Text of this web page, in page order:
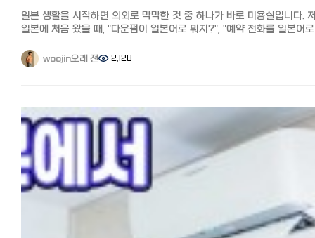
1. 배포 권한이 국가별로 판매되기 때문에 영화사와 방송사는 작품의
배급권을 국가별로 판매하는 것이 일반적입니다. 예를 들어, 일본의 한
있다면, 넷플릭스 일본에서는 제공할 수 없습니다. 반면 한국에서는 그
애니메이션, 일본 드라마, 국내 영화 라인업이 풍부합니다.
3. 타사와의 독점 계약 일본에서는 한국 드라마가 넷플릭스 외의 서비스
(U‑NEXT, Disney+, Lemino 등)에서 독점 스트리밍되는 경우가 있습
그 결과, 일본판 넷플릭스에는 없던 작품이 탄생합니다.
한일 넷플릭스의 특징과 한국 드라마 작품수
같은 날의 일본판 넷플릭스홈 화면 같은 날의 한국판 넷플릭스홈 화면
같은 날의 일본판과 한국판 넷플릭스홈 화면을 보면 표시되는 라인업도
당연히 오늘의 TOP10도 다릅니다. 위에서 설명한 대로, 한국판
넷플릭스는 한국 드라마와 한국 영화 등 스트리밍 수가 일본판보다
일본 생활을 시작하면 의외로 막막한 것 중 하나가 바로 미용실입니다.
일본에 처음 왔을 때, "다운펌이 일본어로 뭐지?", "예약 전화를 일본어로
들어갈 때까지 참았던 경험이 있습니다. 그런데 알고 보면 일본 미용실도
종류와 예약 방법만 익혀두면 생각보다 어렵지 않습니다. 오늘은 일본에
전국에 지점을 둔 프랜차이즈형 미용실입니다. 가격·서비스가 일정하고
예약 시스템이 잘 되어 있어 초보자에게 무난합니다. 다만 지점·디자이
따라 실력 편차가 있습니다. 2. 개인 (프라이빗)
디자이너 개인이 운영하는 소규모 . 섬세한 시술과 트렌디한 스타일이
강점이라 일본 감성·트렌드 컷을 원하면 추천. 단, 인기 디자이너는 예약
빡빡합니다. 3. 한국계·한국식 미용실
신오쿠보(도쿄), 츠루하시(오사카) 등 한인타운 중심으로 분포.한국어가
통하고 한국식 펌·컷이 가능해 가장 마음 편한 선택지입니다. 다만 지역·
1,000~1,500엔대로 커트만 빠르게. 펌·염색은 안 되지만 앞머리·간단
woojin오래 전 2,128